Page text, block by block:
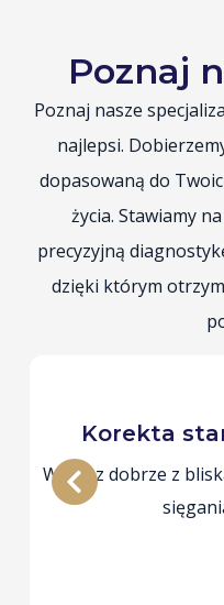
Poznaj
Poznaj nasze
najlepsi.
dopasowaną do
życia. Stawiamy
precyzyjną
dzięki którym
Korekta
Widzisz dobrze z